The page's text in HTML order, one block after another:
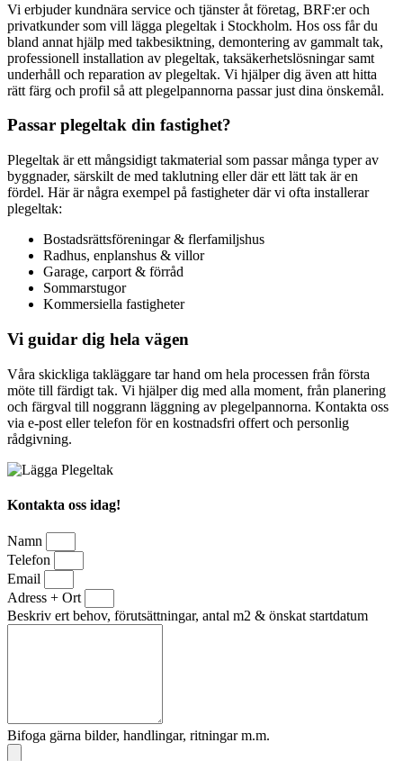
Vi erbjuder kundnära service och tjänster åt företag, BRF:er och
privatkunder som vill lägga plegeltak i Stockholm. Hos oss får du
bland annat hjälp med takbesiktning, demontering av gammalt tak,
professionell installation av plegeltak, taksäkerhetslösningar samt
underhåll och reparation av plegeltak. Vi hjälper dig även att hitta
rätt färg och profil så att plegelpannorna passar just dina önskemål.
Passar plegeltak din fastighet?
Plegeltak är ett mångsidigt takmaterial som passar många typer av
byggnader, särskilt de med taklutning eller där ett lätt tak är en
fördel. Här är några exempel på fastigheter där vi ofta installerar
plegeltak:
Bostadsrättsföreningar & flerfamiljshus
Radhus, enplanshus & villor
Garage, carport & förråd
Sommarstugor
Kommersiella fastigheter
Vi guidar dig hela vägen
Våra skickliga takläggare tar hand om hela processen från första
möte till färdigt tak. Vi hjälper dig med alla moment, från planering
och färgval till noggrann läggning av plegelpannorna. Kontakta oss
via e-post eller telefon för en kostnadsfri offert och personlig
rådgivning.
Kontakta oss idag!
Namn
Telefon
Email
Adress + Ort
Beskriv ert behov, förutsättningar, antal m2 & önskat startdatum
Bifoga gärna bilder, handlingar, ritningar m.m.